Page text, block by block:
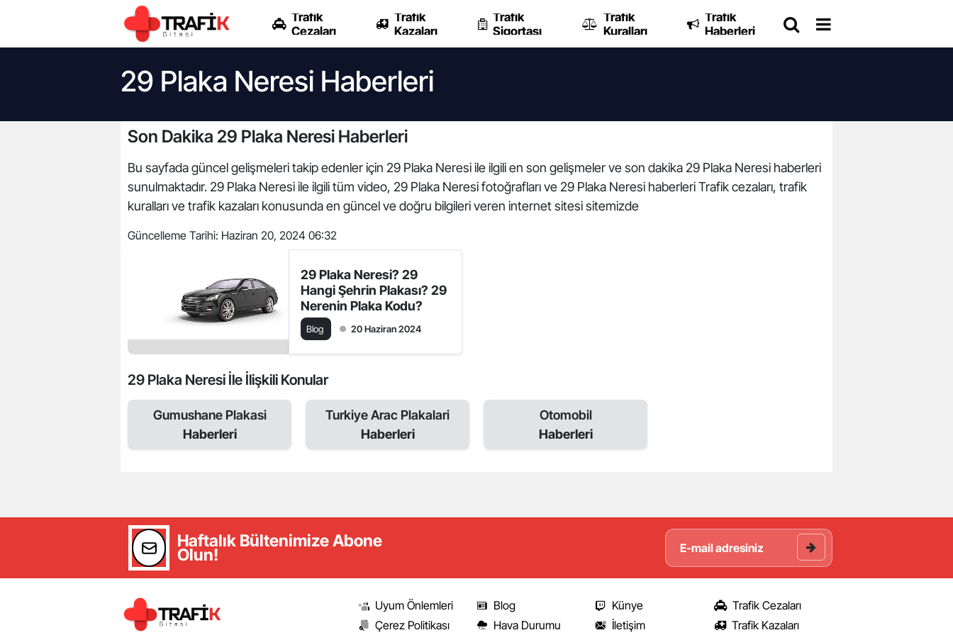
Trafik
Cezaları
Trafik
Kazaları
Trafik
Sigortası
Trafik
Kuralları
Trafik
Haberleri
29 Plaka Neresi Haberleri
Son Dakika 29 Plaka Neresi Haberleri
Bu sayfada güncel gelişmeleri takip edenler için 29 Plaka Neresi ile ilgili en son gelişmeler ve son dakika 29 Plaka Neresi haberleri
sunulmaktadır. 29 Plaka Neresi ile ilgili tüm video, 29 Plaka Neresi fotoğrafları ve 29 Plaka Neresi haberleri Trafik cezaları, trafik
kuralları ve trafik kazaları konusunda en güncel ve doğru bilgileri veren internet sitesi sitemizde
Güncelleme Tarihi: Haziran 20, 2024 06:32
29 Plaka Neresi? 29
Hangi Şehrin Plakası? 29
Nerenin Plaka Kodu?
Blog 20 Haziran 2024
29 Plaka Neresi İle İlişkili Konular
Gumushane Plakasi
Haberleri
Turkiye Arac Plakalari
Haberleri
Otomobil
Haberleri
Haftalık Bültenimize Abone
Olun!
Uyum Önlemleri
Çerez Politikası
Blog
Hava Durumu
Künye
İletişim
Trafik Cezaları
Trafik Kazaları